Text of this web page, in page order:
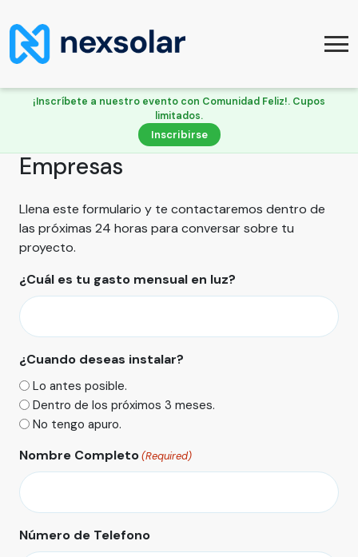
¡Inscríbete a nuestro evento con Comunidad Feliz!. Cupos
limitados.
Inscribirse
Empresas
Llena este formulario y te contactaremos dentro de
las próximas 24 horas para conversar sobre tu
proyecto.
¿Cuál es tu gasto mensual en luz?
¿Cuando deseas instalar?
Lo antes posible.
Dentro de los próximos 3 meses.
No tengo apuro.
Nombre Completo(Required)
Número de Telefono